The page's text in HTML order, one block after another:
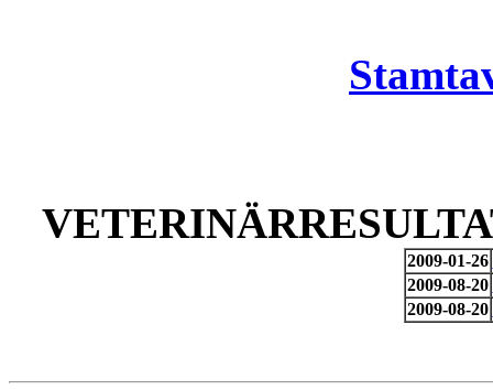
2009-01-26
2009-08-20
2009-08-20